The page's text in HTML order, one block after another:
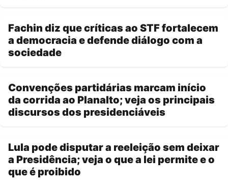
Fachin diz que críticas ao STF fortalecem
a democracia e defende diálogo com a
sociedade
Convenções partidárias marcam início
da corrida ao Planalto; veja os principais
discursos dos presidenciáveis
Lula pode disputar a reeleição sem deixar
a Presidência; veja o que a lei permite e o
que é proibido